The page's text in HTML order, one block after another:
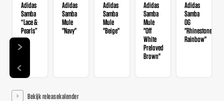
Adidas
Samba
“Lace &
Pearls”
Adidas
Samba
Mule
"Navy"
Adidas
Samba
Mule
"Beige"
Adidas
Samba
Mule
"Off
White
Preloved
Brown"
Adidas
Samba
OG
"Rhinestone
Rainbow"
Bekijk releasekalender